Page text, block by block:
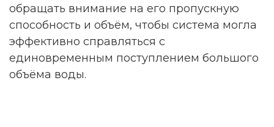
обращать внимание на его пропускную
способность и объём, чтобы система могла
эффективно справляться с
единовременным поступлением большого
объёма воды.